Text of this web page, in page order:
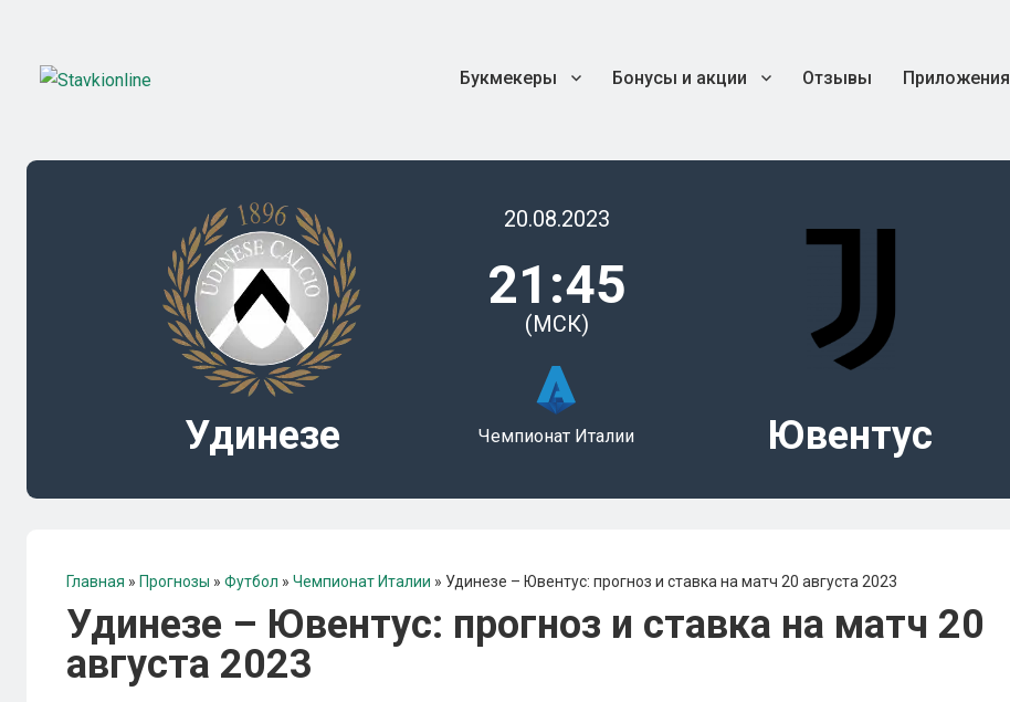
Букмекеры Бонусы и акции Отзывы Приложения
Удинезе
20.08.2023
21:45
(МСК)
Чемпионат Италии Ювентус
Главная » Прогнозы » Футбол » Чемпионат Италии » Удинезе – Ювентус: прогноз и ставка на матч 20 августа 2023
Удинезе – Ювентус: прогноз и ставка на матч 20
августа 2023